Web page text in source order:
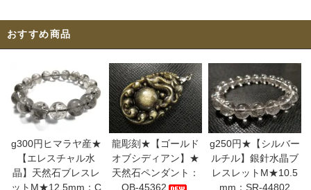
おすすめ商品
g300円ヒマラヤ産★
【エレスチャル水
晶】天然石ブレスレ
ットM★12.5mm：C
龍彫刻★【ゴールド
オブシディアン】★
天然石ペンダント：
OB-45362
g250円★【シルバー
ルチル】銀針水晶ブ
レスレットM★10.5
mm：SR-44802